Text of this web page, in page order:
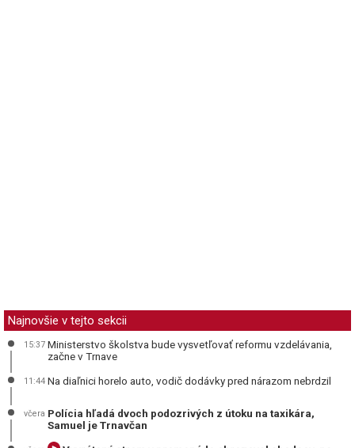
Najnovšie v tejto sekcii
15:37 Ministerstvo školstva bude vysvetľovať reformu vzdelávania,
začne v Trnave
11:44 Na diaľnici horelo auto, vodič dodávky pred nárazom nebrdzil
včera Polícia hľadá dvoch podozrivých z útoku na taxikára,
Samuel je Trnavčan